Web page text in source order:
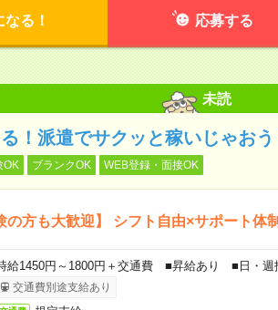
なる！ 応募する
未読
！派遣でサクッと稼いじゃお
OK ブランクOK WEB登録・面接OK
の方も大歓迎】 シフト自由×サポート体
給1450円～1800円＋交通費 ■昇給あり ■日・週
交通費別途支給あり